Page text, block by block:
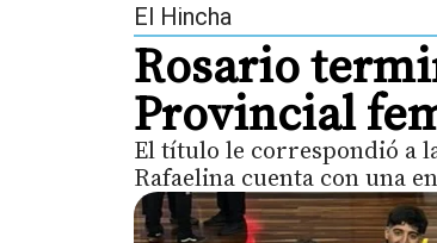
El Hincha
Rosario
Provincial
El título le correspondió a
Rafaelina cuenta con una